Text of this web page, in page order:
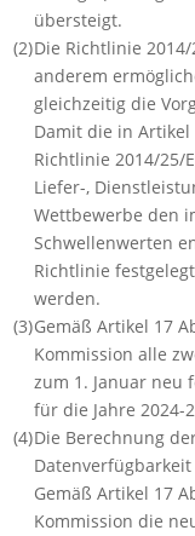
übersteigt.
(2)Die Richtlinie
anderem
gleichzeitig die
Damit die in
Richtlinie 2014/25/
Liefer-,
Wettbewerbe den
Schwellenwerten
Richtlinie
werden.
(3)Gemäß Artikel 17
Kommission alle
zum 1. Januar neu
für die Jahre 2024-
(4)Die Berechnung
Gemäß Artikel 17
Kommission die